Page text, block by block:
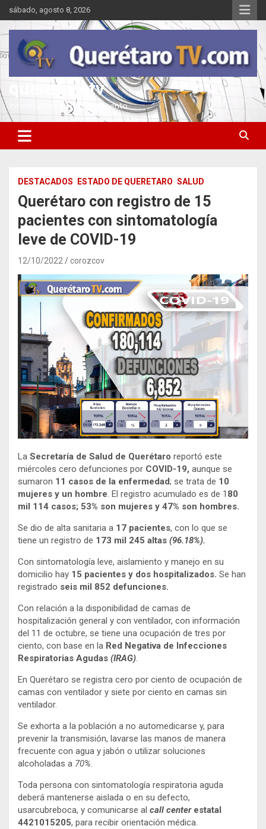
Saltar
al
contenido
sábado, agosto 8, 2026
queretarotv
Información y entretenimiento
DESTACADOS ESTADO DE QUERETARO SALUD
Querétaro con registro de 15
pacientes con sintomatología
leve de COVID-19
12/10/2022 corozcov
La Secretaría de Salud de Querétaro reportó este
miércoles cero defunciones por COVID-19, aunque se
sumaron 11 casos de la enfermedad; se trata de 10
mujeres y un hombre. El registro acumulado es de 1 80
mil 114 casos; 53% son mujeres y 47% son hombres.
Se dio de alta sanitaria a 17 pacientes, con lo que se
tiene un registro de 173 mil 245 altas (96.18%).
Con sintomatología leve, aislamiento y manejo en su
domicilio hay 15 pacientes y dos hospitalizados. Se han
registrado seis mil 852 defunciones.
Con relación a la disponibilidad de camas de
hospitalización general y con ventilador, con información
del 11 de octubre, se tiene una ocupación de tres por
ciento, con base en la Red Negativa de Infecciones
Respiratorias Agudas (IRAG).
En Querétaro se registra cero por ciento de ocupación de
camas con ventilador y siete por ciento en camas sin
ventilador.
Se exhorta a la población a no automedicarse y, para
prevenir la transmisión, lavarse las manos de manera
frecuente con agua y jabón o utilizar soluciones
alcoholadas a 70%.
Toda persona con sintomatología respiratoria aguda
deberá mantenerse aislada o en su defecto,
usarcubreboca, y comunicarse al call centerestatal
4421015205, para recibir orientación médica.